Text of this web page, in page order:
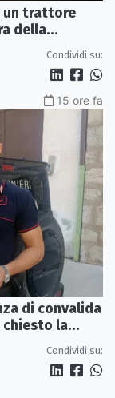
un trattore
della
Condividi su:
15 ore fa
di convalida
chiesto la
Condividi su: